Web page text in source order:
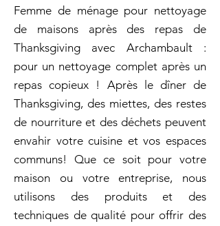
Femme de ménage pour nettoyage
de maisons après des repas de
Thanksgiving avec Archambault :
pour un nettoyage complet après un
repas copieux ! Après le dîner de
Thanksgiving, des miettes, des restes
de nourriture et des déchets peuvent
envahir votre cuisine et vos espaces
communs! Que ce soit pour votre
maison ou votre entreprise, nous
utilisons des produits et des
techniques de qualité pour offrir des